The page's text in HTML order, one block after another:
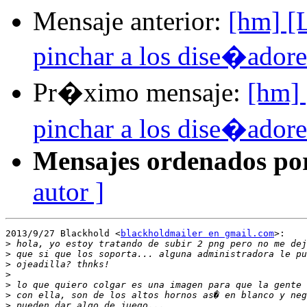
Mensaje anterior: [hm]
pinchar a los
Pr�ximo mensaje: [hm]
pinchar a los
Mensajes ordenados
autor ]
2013/9/27 Blackhold <blackholdmailer en gmail.com>:
>
>
>
>
>
>